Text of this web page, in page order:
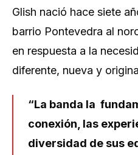
Glish nació hace siete
barrio Pontevedra al
en respuesta a la
diferente, nueva y
“La banda la
conexión, las
diversidad de sus